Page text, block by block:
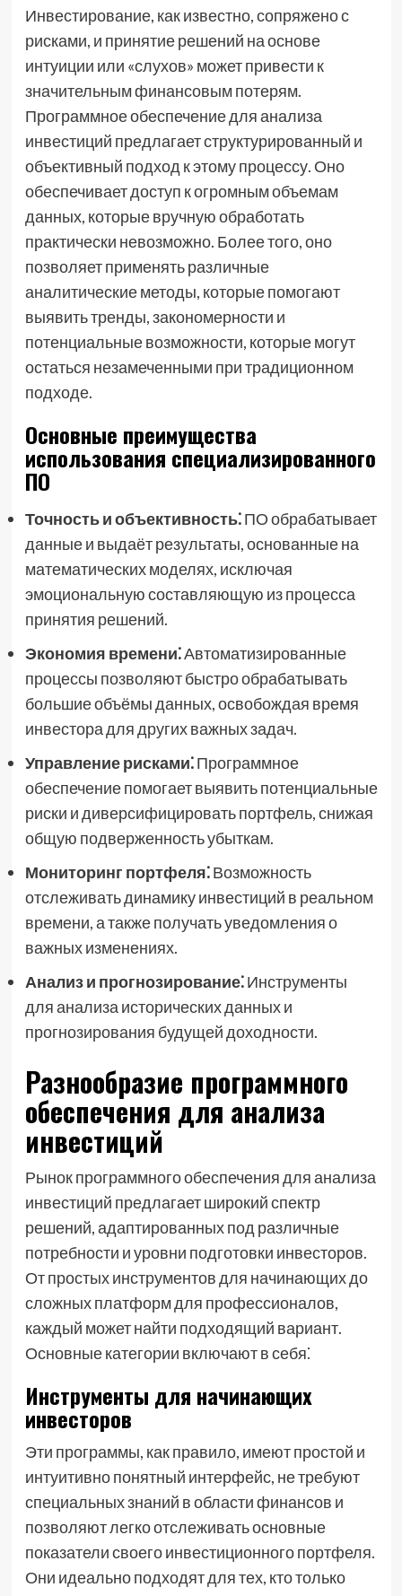
Инвестирование, как известно, сопряжено с
рисками, и принятие решений на основе
интуиции или «слухов» может привести к
значительным финансовым потерям.
Программное обеспечение для анализа
инвестиций предлагает структурированный и
объективный подход к этому процессу. Оно
обеспечивает доступ к огромным объемам
данных, которые вручную обработать
практически невозможно. Более того, оно
позволяет применять различные
аналитические методы, которые помогают
выявить тренды, закономерности и
потенциальные возможности, которые могут
остаться незамеченными при традиционном
подходе.
Основные преимущества
использования специализированного
ПО
Точность и объективность⁚ПО обрабатывает
данные и выдаёт результаты, основанные на
математических моделях, исключая
эмоциональную составляющую из процесса
принятия решений.
Экономия времени⁚Автоматизированные
процессы позволяют быстро обрабатывать
большие объёмы данных, освобождая время
инвестора для других важных задач.
Управление рисками⁚Программное
обеспечение помогает выявить потенциальные
риски и диверсифицировать портфель, снижая
общую подверженность убыткам.
Мониторинг портфеля⁚Возможность
отслеживать динамику инвестиций в реальном
времени, а также получать уведомления о
важных изменениях.
Анализ и прогнозирование⁚Инструменты
для анализа исторических данных и
прогнозирования будущей доходности.
Разнообразие программного
обеспечения для анализа
инвестиций
Рынок программного обеспечения для анализа
инвестиций предлагает широкий спектр
решений, адаптированных под различные
потребности и уровни подготовки инвесторов.
От простых инструментов для начинающих до
сложных платформ для профессионалов,
каждый может найти подходящий вариант.
Основные категории включают в себя⁚
Инструменты для начинающих
инвесторов
Эти программы, как правило, имеют простой и
интуитивно понятный интерфейс, не требуют
специальных знаний в области финансов и
позволяют легко отслеживать основные
показатели своего инвестиционного портфеля.
Они идеально подходят для тех, кто только